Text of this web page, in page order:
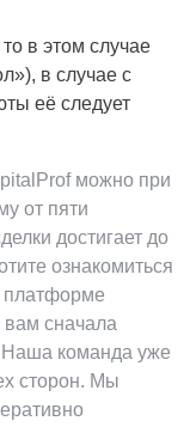
в этом случае
в случае с
её следует
можно при
от пяти
достигает до
ознакомиться
платформе
сначала
Наша команда уже
сторон. Мы